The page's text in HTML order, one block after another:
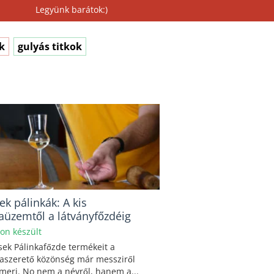
Legyünk barátok:)
gulyás titkok
pálinkák: A kis
a látványfőzdéig
készült
Pálinkafőzde termékeit a
közönség már messziről
No nem a névről, hanem a...